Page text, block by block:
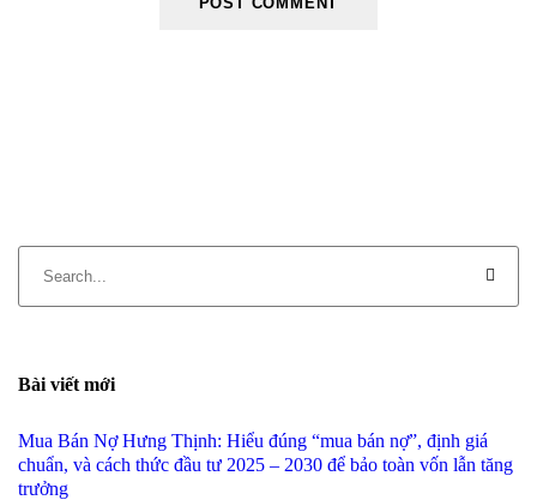
Bài viết mới
Mua Bán Nợ Hưng Thịnh: Hiểu đúng “mua bán nợ”, định giá
chuẩn, và cách thức đầu tư 2025 – 2030 để bảo toàn vốn lẫn tăng
trưởng